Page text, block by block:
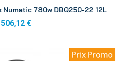
780w DBQ250-22 12L
506,12 €
Prix Promo